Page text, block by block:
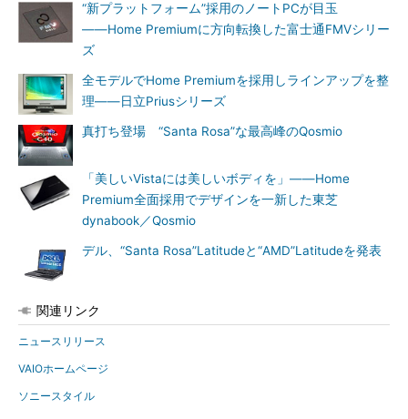
“新プラットフォーム”採用のノートPCが目玉
――Home Premiumに方向転換した富士通FMVシリー
ズ
全モデルでHome Premiumを採用しラインアップを整
理――日立Priusシリーズ
真打ち登場 “Santa Rosa”な最高峰のQosmio
「美しいVistaには美しいボディを」――Home
Premium全面採用でデザインを一新した東芝
dynabook／Qosmio
デル、“Santa Rosa”Latitudeと“AMD”Latitudeを発表
関連リンク
ニュースリリース
VAIOホームページ
ソニースタイル